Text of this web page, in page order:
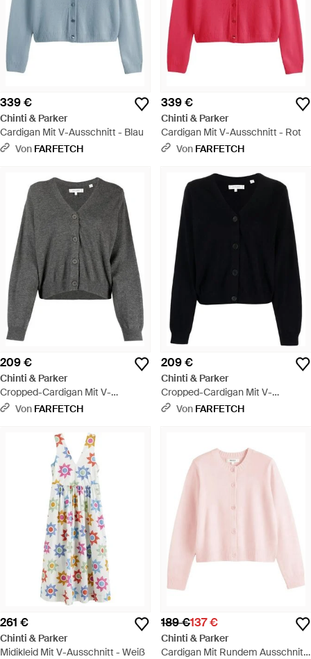
339 €
Chinti & Parker
Cardigan Mit V-Ausschnitt - Blau
Von FARFETCH
339 €
Chinti & Parker
Cardigan Mit V-Ausschnitt - Rot
Von FARFETCH
209 €
Chinti & Parker
Cropped-Cardigan Mit V-
Ausschnitt - Grau
Von FARFETCH
209 €
Chinti & Parker
Cropped-Cardigan Mit V-
Ausschnitt - Schwarz
Von FARFETCH
261 €
Chinti & Parker
Midikleid Mit V-Ausschnitt - Weiß
189 €137 €
Chinti & Parker
Cardigan Mit Rundem Ausschnitt